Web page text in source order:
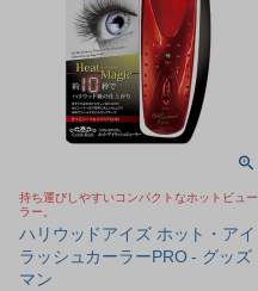
持ち運びしやすいコンパクトなホットビュー
ラー。
ハリウッドアイズ ホット・アイ
ラッシュカーラーPRO - グッズ
マン